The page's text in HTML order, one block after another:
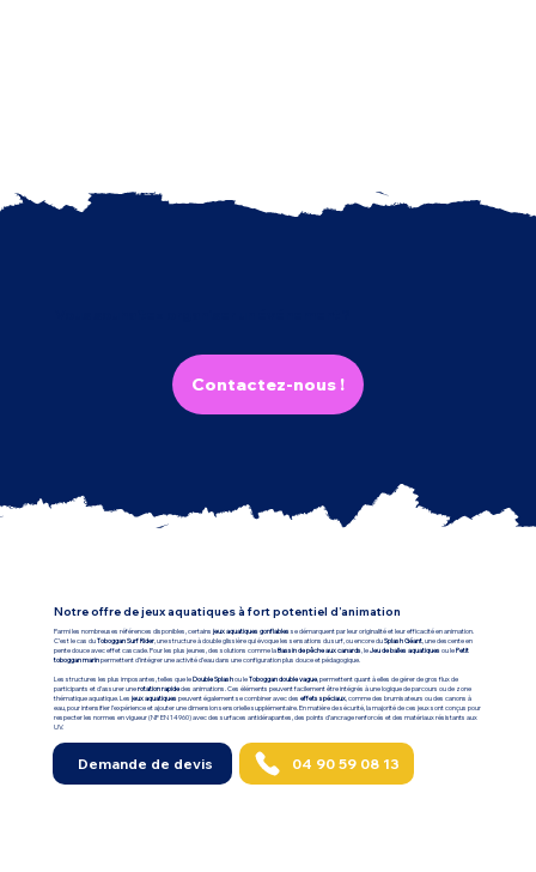
Contactez-nous !
Notre offre de jeux aquatiques à fort potentiel d’animation
Parmi les nombreuses références disponibles, certains jeux aquatiques gonflables se démarquent par leur originalité et leur efficacité en animation.
C’est le cas duToboggan Surf Rider, une structure à double glissière qui évoque les sensations du surf, ou encore duSplash Géant, une descente en
pente douce avec effet cascade. Pour les plus jeunes, des solutions comme laBassin de pêche aux canards , leJeu de balles aquatiques ou lePetit
toboggan marinpermettent d’intégrer une activité d’eau dans une configuration plus douce et pédagogique.
Les structures les plus imposantes, telles que leDouble Splashou leToboggan double vague, permettent quant à elles de gérer de gros flux de
participants et d’assurer unerotation rapidedes animations. Ces éléments peuvent facilement être intégrés à une logique de parcours ou de zone
thématique aquatique. Les jeux aquatiques peuvent également se combiner avec des effets spéciaux, comme des brumisateurs ou des canons à
eau, pour intensifier l’expérience et ajouter une dimension sensorielle supplémentaire. En matière de sécurité, la majorité de ces jeux sont conçus pour
respecter les normes en vigueur (NF EN 14960) avec des surfaces antidérapantes, des points d’ancrage renforcés et des matériaux résistants aux
UV.
Demande de devis 04 90 59 08 13